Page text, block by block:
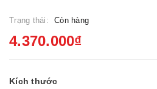
Trạng thái: Còn hàng
4.370.000₫
Kích thước